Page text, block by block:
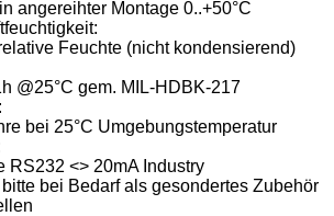
angereihter Montage 0..+50°C
Feuchte (nicht kondensierend)
@25°C gem. MIL-HDBK-217
bei 25°C Umgebungstemperatur
RS232 <> 20mA Industry
bei Bedarf als gesondertes Zubehör